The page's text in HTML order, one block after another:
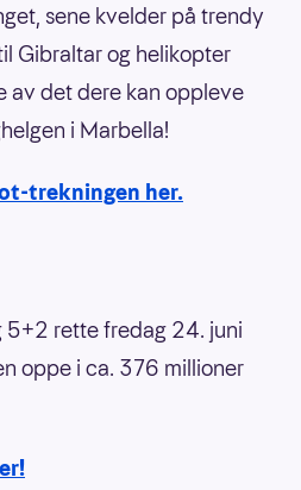
sene kvelder på trendy
Gibraltar og helikopter
av det dere kan oppleve
i Marbella!
trekningen her.
5+2 rette fredag 24. juni
oppe i ca. 376 millioner